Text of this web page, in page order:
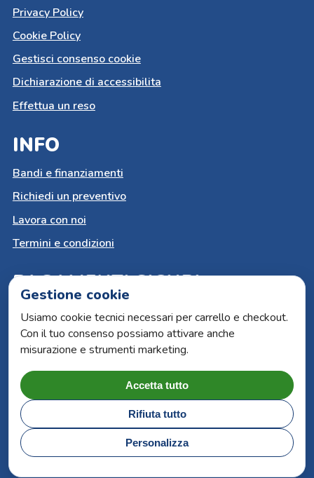
Privacy Policy
Cookie Policy
Gestisci consenso cookie
Dichiarazione di accessibilita
Effettua un reso
INFO
Bandi e finanziamenti
Richiedi un preventivo
Lavora con noi
Termini e condizioni
PAGAMENTI SICURI
Carta del docente
Paypal
Bonifico bancario
Carte di credito
ARS Book by Lucana Sistemi | P.iva 00315930776 |
Gestione cookie
Usiamo cookie tecnici necessari per carrello e checkout.
Con il tuo consenso possiamo attivare anche
misurazione e strumenti marketing.
Accetta tutto
Rifiuta tutto
Personalizza